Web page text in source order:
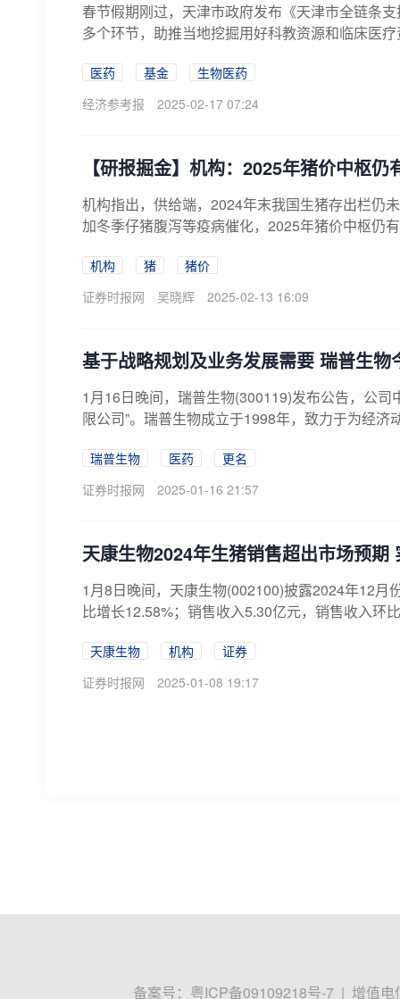
春节假期刚过，天津市政府发布《天津市全链条
多个环节，助推当地挖掘用好科教资源和临床医
医药 基金
生物医药
经济参考报
2025-02-17 07:24
【研报掘金】机构：2025年猪价中枢
机构指出，供给端，2024年末我国生猪存出栏仍
加冬季仔猪腹泻等疫病催化，2025年猪价中枢仍
机构 猪
猪价
证券时报网
吴晓辉 2025-02-13 16:09
基于战略规划及业务发展需要 瑞普生物
1月16日晚间，瑞普生物(300119)发布公告，公司
限公司”。瑞普生物成立于1998年，致力于为经
瑞普生物 医药
更名
证券时报网
2025-01-16 21:57
天康生物2024年生猪销售超出市场预
1月8日晚间，天康生物(002100)披露2024年12
比增长12.58%；销售收入5.30亿元，销售收入环
天康生物 机构
证券
证券时报网
2025-01-08 19:17